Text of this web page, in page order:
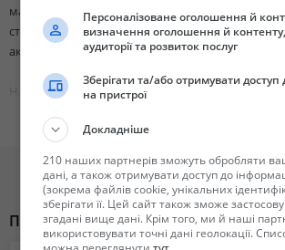
магістерських роботах: ми ретельно
створюючи унікальні та якісні матеріали, які
академічним стандартам.
Наш сайт: https://easystudy.com.ua/magisterski/
Співпрацюючи з EasyStudy Company Ви
всім вимогам Вашого навчального закладу.
• Високий рівень унікальності тексту, без
інструментів.
• Професійне оформлення та дотримання всіх
Похожие объявления
Персоналізоване оголошення й
визначення оголошення й
аудиторії та розвиток послуг
Зберігати та/або отримувати доступ
на пристрої
Докладніше
210 наших партнерів зможуть обробляти
дані, а також отримувати доступ до
(зокрема файлів cookie, унікальних
зберігати її. Цей сайт також зможе
згадані вище дані. Крім того, ми й наші
використовувати точні дані геолокації.